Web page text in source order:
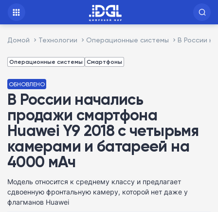
Домой Технологии Операционные системы В России
Операционные системы Смартфоны
ОБНОВЛЕНО
В России начались
продажи смартфона
Huawei Y9 2018 с четырьмя
камерами и батареей на
4000 мАч
Модель относится к среднему классу и предлагает
сдвоенную фронтальную камеру, которой нет даже у
флагманов Huawei